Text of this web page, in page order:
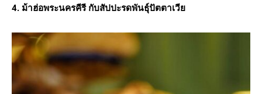
4. ม้าฮ่อพระนครคีรี กับสัปปะรดพันธุ์ปัตตาเวีย